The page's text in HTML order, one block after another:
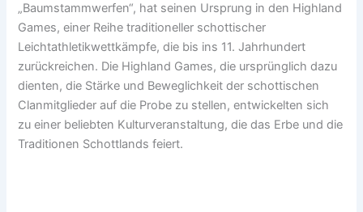
„Baumstammwerfen“, hat seinen Ursprung in den Highland
Games, einer Reihe traditioneller schottischer
Leichtathletikwettkämpfe, die bis ins 11. Jahrhundert
zurückreichen. Die Highland Games, die ursprünglich dazu
dienten, die Stärke und Beweglichkeit der schottischen
Clanmitglieder auf die Probe zu stellen, entwickelten sich
zu einer beliebten Kulturveranstaltung, die das Erbe und die
Traditionen Schottlands feiert.